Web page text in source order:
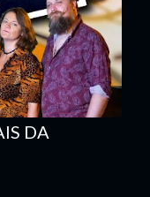
DA